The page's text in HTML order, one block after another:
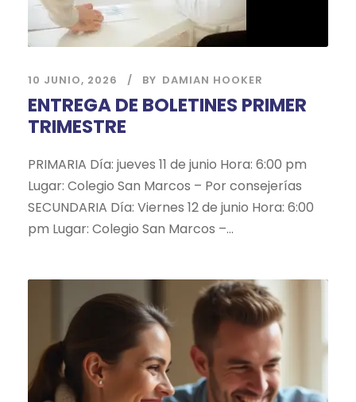
10 JUNIO, 2026 BY DAMIAN HOOKER
ENTREGA DE BOLETINES PRIMER
TRIMESTRE
PRIMARIA Día: jueves 11 de junio Hora: 6:00 pm
Lugar: Colegio San Marcos – Por consejerías
SECUNDARIA Día: Viernes 12 de junio Hora: 6:00
pm Lugar: Colegio San Marcos –...